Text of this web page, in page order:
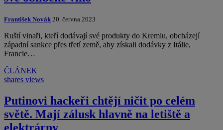
František Novák 20. června 2023
Ruští vinaři, kteří dodávají své produkty do Kremlu, obcházejí
západní sankce přes třetí země, aby získali dodávky z Itálie,
Francie…
ČLÁNEK
shares views
Putinovi hackeři chtějí ničit po celém
světě. Mají zálusk hlavně na letiště a